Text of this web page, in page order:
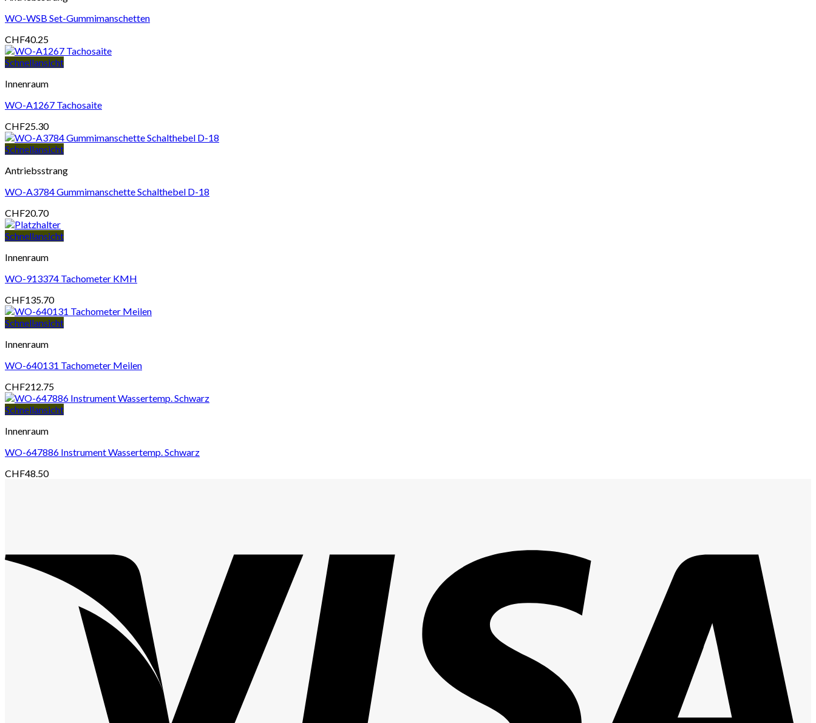
WO-WSB Set-Gummimanschetten
CHF40.25
Schnellansicht
Innenraum
WO-A1267 Tachosaite
CHF25.30
Schnellansicht
Antriebsstrang
WO-A3784 Gummimanschette Schalthebel D-18
CHF20.70
Schnellansicht
Innenraum
WO-913374 Tachometer KMH
CHF135.70
Schnellansicht
Innenraum
WO-640131 Tachometer Meilen
CHF212.75
Schnellansicht
Innenraum
WO-647886 Instrument Wassertemp. Schwarz
CHF48.50